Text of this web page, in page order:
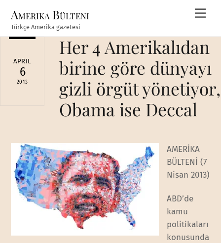
content
Amerika Bülteni
Türkçe Amerika gazetesi
APRIL
6
2013
Her 4 Amerikalıdan
birine göre dünyayı
gizli örgüt yönetiyor,
Obama ise Deccal
AMERİKA
BÜLTENİ (7
Nisan 2013)
ABD’de
kamu
politikaları
konusunda